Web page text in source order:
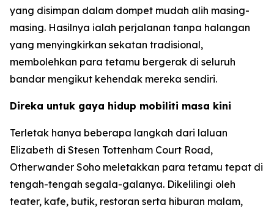
yang disimpan dalam dompet mudah alih masing-
masing. Hasilnya ialah perjalanan tanpa halangan
yang menyingkirkan sekatan tradisional,
membolehkan para tetamu bergerak di seluruh
bandar mengikut kehendak mereka sendiri.
Direka untuk gaya hidup mobiliti masa kini
Terletak hanya beberapa langkah dari laluan
Elizabeth di Stesen Tottenham Court Road,
Otherwander Soho meletakkan para tetamu tepat di
tengah-tengah segala-galanya. Dikelilingi oleh
teater, kafe, butik, restoran serta hiburan malam,